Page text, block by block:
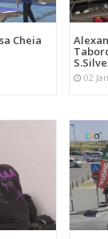
Cheia
02